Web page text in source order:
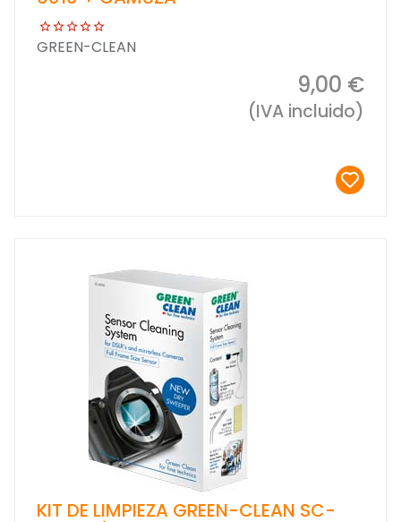
GREEN-CLEAN
9,00 €
(IVA incluido)
KIT DE LIMPIEZA GREEN-CLEAN SC-